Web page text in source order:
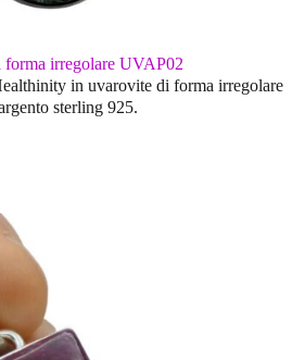
forma irregolare UVAP02
in uvarovite di forma irregolare
sterling 925.